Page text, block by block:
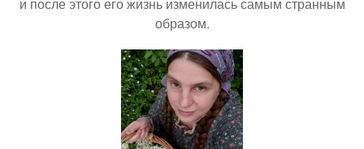
и после этого его жизнь изменилась самым странным
образом.